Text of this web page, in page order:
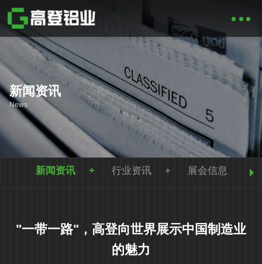
新闻资讯
News
新闻资讯 行业资讯 展会信息
"一带一路"，高登向世界展示中国制造业
的魅力